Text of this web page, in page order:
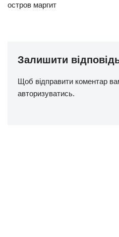
остров маргит
Залишити
Щоб відправити коментар
авторизуватись.